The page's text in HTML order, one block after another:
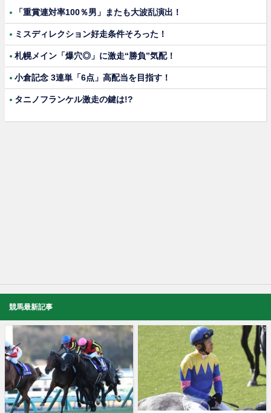
「重賞連対率100％男」またも大波乱演出！
ミスディレクション好走条件そろった！
札幌メイン「爆穴◎」に激走“勝負”気配！
小倉記念 3連単「6点」高配当を目指す！
タニノフランケル激走の鍵は!?
競馬最新記事